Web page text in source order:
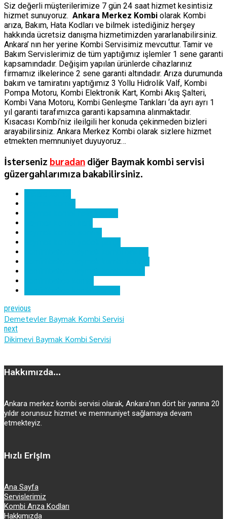
Siz değerli müşterilerimize 7 gün 24 saat hizmet kesintisiz
hizmet sunuyoruz. Ankara Merkez Kombi olarak Kombi
arıza, Bakım, Hata Kodları ve bilmek istediğiniz herşey
hakkında ücretsiz danışma hizmetimizden yararlanabilirsiniz.
Ankara’ nın her yerine Kombi Servisimiz mevcuttur. Tamir ve
Bakım Servislerimiz de tüm yaptığımız işlemler 1 sene garanti
kapsamındadır. Değişim yapılan ürünlerde cihazlarınız
firmamız ilkelerince 2 sene garanti altındadır. Arıza durumunda
bakım ve tamiratını yaptığımız 3 Yollu Hidrolik Valf, Kombi
Pompa Motoru, Kombi Elektronik Kart, Kombi Akış Şalteri,
Kombi Vana Motoru, Kombi Genleşme Tankları ‘da ayrı ayrı 1
yıl garanti tarafımızca garanti kapsamına alınmaktadır.
Kısacası Kombi’niz ileilgili her konuda çekinmeden bizleri
arayabilirsiniz. Ankara Merkez Kombi olarak sizlere hizmet
etmekten memnuniyet duyuyoruz…
İsterseniz buradan diğer Baymak kombi servisi
güzergahlarımıza bakabilirsiniz.
previous
Demetevler Baymak Kombi Servisi
next
Dikimevi Baymak Kombi Servisi
Hakkımızda...
Ankara merkez kombi servisi olarak, Ankara’nın dört bir yanına 20
yıldır sorunsuz hizmet ve memnuniyet sağlamaya devam
etmekteyiz.
Hızlı Erişim
Ana Sayfa
Servislerimiz
Kombi Arıza Kodları
Hakkımızda